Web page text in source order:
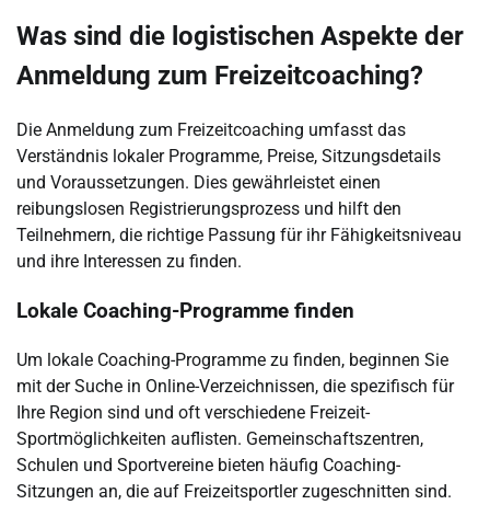
Was sind die logistischen Aspekte der
Anmeldung zum Freizeitcoaching?
Die Anmeldung zum Freizeitcoaching umfasst das
Verständnis lokaler Programme, Preise, Sitzungsdetails
und Voraussetzungen. Dies gewährleistet einen
reibungslosen Registrierungsprozess und hilft den
Teilnehmern, die richtige Passung für ihr Fähigkeitsniveau
und ihre Interessen zu finden.
Lokale Coaching-Programme finden
Um lokale Coaching-Programme zu finden, beginnen Sie
mit der Suche in Online-Verzeichnissen, die spezifisch für
Ihre Region sind und oft verschiedene Freizeit-
Sportmöglichkeiten auflisten. Gemeinschaftszentren,
Schulen und Sportvereine bieten häufig Coaching-
Sitzungen an, die auf Freizeitsportler zugeschnitten sind.